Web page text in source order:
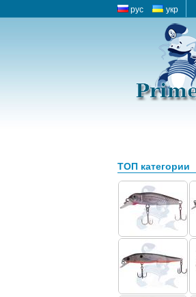
рус укр
ТОП категории